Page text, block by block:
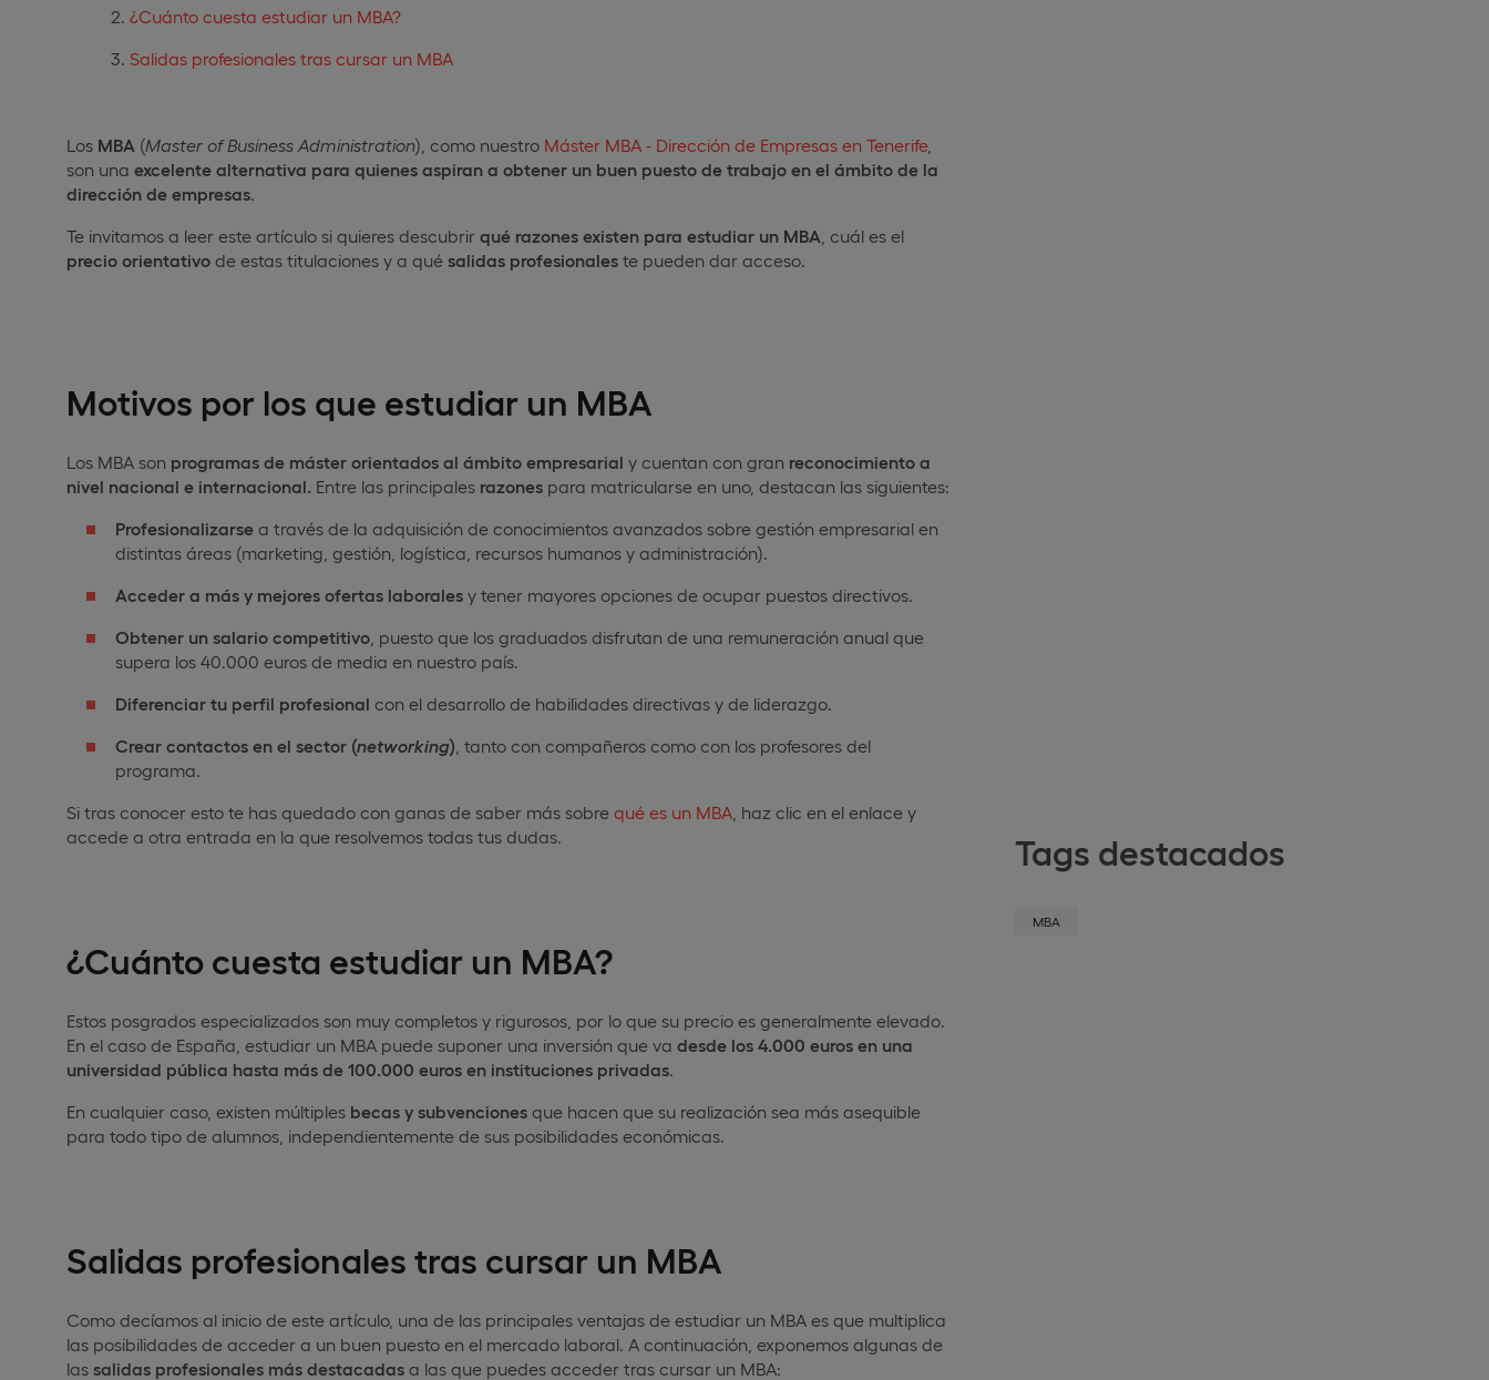
Tags destacados
MBA
¿Cuánto cuesta estudiar un MBA?
Salidas profesionales tras cursar un MBA
Los MBA (Master of Business Administration), como nuestro Máster MBA - Dirección de Empresas en Tenerife,
son una excelente alternativa para quienes aspiran a obtener un buen puesto de trabajo en el ámbito de la
dirección de empresas
Te invitamos a leer este artículo si quieres descubrir qué razones existen para estudiar un MBA , cuál es el
precio orientativo de estas titulaciones y a qué salidas profesionales te pueden dar acceso.
Motivos por los que estudiar un MBA
Los MBA son programas de máster orientados al ámbito empresarial y cuentan con gran reconocimiento a
nivel nacional e internacional. Entre las principales razones para matricularse en uno, destacan las siguientes:
Profesionalizarse a través de la adquisición de conocimientos avanzados sobre gestión empresarial en
distintas áreas (marketing, gestión, logística, recursos humanos y administración).
Acceder a más y mejores ofertas laborales y tener mayores opciones de ocupar puestos directivos.
Obtener un salario competitivo , puesto que los graduados disfrutan de una remuneración anual que
supera los 40.000 euros de media en nuestro país.
Diferenciar tu perfil profesional con el desarrollo de habilidades directivas y de liderazgo.
Crear contactos en el sector (networking) , tanto con compañeros como con los profesores del
programa.
Si tras conocer esto te has quedado con ganas de saber más sobre qué es un MBA , haz clic en el enlace y
accede a otra entrada en la que resolvemos todas tus dudas.
¿Cuánto cuesta estudiar un MBA?
Estos posgrados especializados son muy completos y rigurosos, por lo que su precio es generalmente elevado.
En el caso de España, estudiar un MBA puede suponer una inversión que va desde los 4.000 euros en una
universidad pública hasta más de 100.000 euros en instituciones privadas
En cualquier caso, existen múltiples becas y subvenciones que hacen que su realización sea más asequible
para todo tipo de alumnos, independientemente de sus posibilidades económicas.
Salidas profesionales tras cursar un MBA
Como decíamos al inicio de este artículo, una de las principales ventajas de estudiar un MBA es que multiplica
las posibilidades de acceder a un buen puesto en el mercado laboral. A continuación, exponemos algunas de
las salidas profesionales más destacadas a las que puedes acceder tras cursar un MBA: